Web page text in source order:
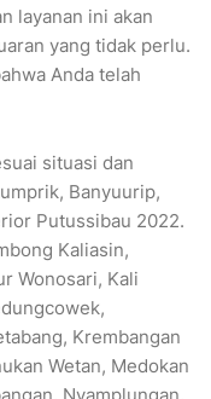
layanan ini akan
yang tidak perlu.
Anda telah
situasi dan
Banyuurip,
Putussibau 2022.
Kaliasin,
Wonosari, Kali
Krembangan
Wetan, Medokan
Nyamplungan,